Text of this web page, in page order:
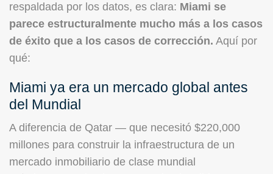
respaldada por los datos, es clara: Miami se
parece estructuralmente mucho más a los casos
de éxito que a los casos de corrección. Aquí por
qué:
Miami ya era un mercado global antes
del Mundial
A diferencia de Qatar — que necesitó $220,000
millones para construir la infraestructura de un
mercado inmobiliario de clase mundial